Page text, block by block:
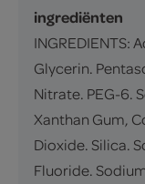
ingrediënten
INGREDIENTS:
Glycerin.
Nitrate. PEG-6.
Xanthan Gum,
Dioxide. Silica.
Fluoride.